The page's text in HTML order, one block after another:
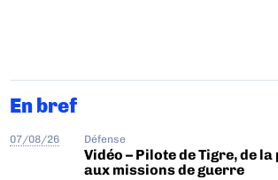
En bref
07/08/26 Défense
Vidéo – Pilote de Tigre, de
aux missions de guerre